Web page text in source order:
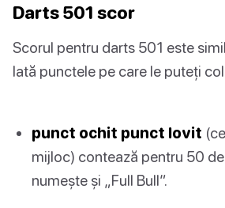
Darts 501 scor
Scorul pentru darts 501 este
Iată punctele pe care le puteți
punct ochit punct lovit
mijloc) contează pentru 50
numește și „Full Bull”.